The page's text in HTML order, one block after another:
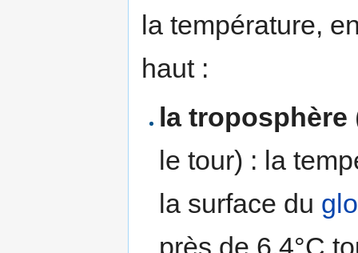
la température,
haut :
la troposphère
le tour) : la
la surface du
près de 6,4°C